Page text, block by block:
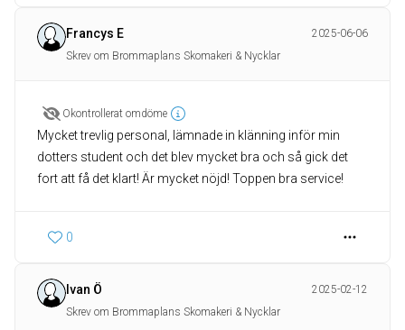
Francys E
2025-06-06
Skrev om Brommaplans Skomakeri & Nycklar
Okontrollerat omdöme
Mycket trevlig personal, lämnade in klänning inför min
dotters student och det blev mycket bra och så gick det
fort att få det klart! Är mycket nöjd! Toppen bra service!
0
Ivan Ö
2025-02-12
Skrev om Brommaplans Skomakeri & Nycklar